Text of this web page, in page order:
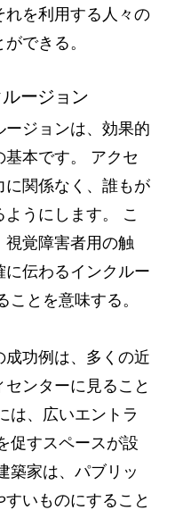
れを利用する人々の
できる。
ージョン
ジョンは、効果的
本です。 アクセ
に関係なく、誰もが
うにします。 こ
覚障害者用の触
に伝わるインクルー
とを意味する。
成功例は、多くの近
ンターに見ること
は、広いエントラ
促すスペースが設
築家は、パブリッ
いものにすること